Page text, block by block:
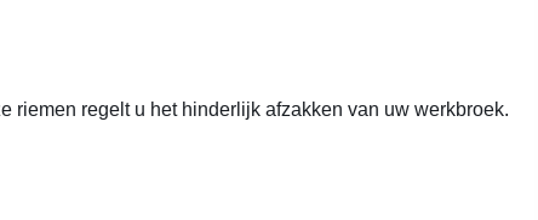
riemen regelt u het hinderlijk afzakken van uw werkbroek.